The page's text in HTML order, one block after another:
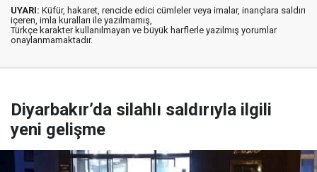
UYARI: Küfür, hakaret, rencide edici cümleler veya imalar, inançlara saldırı
içeren, imla kuralları ile yazılmamış,
Türkçe karakter kullanılmayan ve büyük harflerle yazılmış yorumlar
onaylanmamaktadır.
Diyarbakır’da silahlı saldırıyla ilgili
yeni gelişme